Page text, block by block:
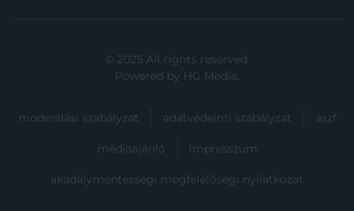
© 2025 All rights reserved.
Powered by HG Media.
moderálási szabályzat adatvédelmi szabályzat ászf
médiaajánló impresszum
akadálymentességi megfelelőségi nyilatkozat